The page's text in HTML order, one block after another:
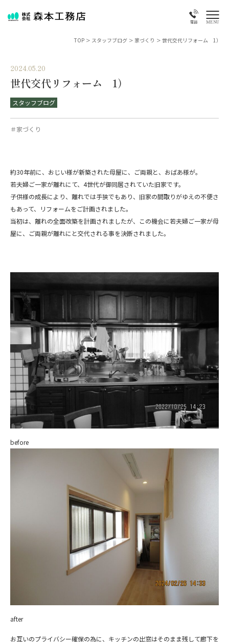
電話 MENU
TOP > スタッフブログ > 家づくり > 世代交代リフォーム 1）
2024.05.20
世代交代リフォーム 1）
スタッフブログ
＃家づくり
約30年前に、おじい様が新築された母屋に、ご両親と、おばあ様が。
若夫婦ご一家が離れにて、4世代が御同居されていた旧家です。
子供様の成長により、離れでは手狭でもあり、旧家の間取りがゆえの不便さ
もあって、リフォームをご計画されました。
当初は、離れの全面改築を計画されましたが、この機会に若夫婦ご一家が母
屋に、ご両親が離れにと交代される事を決断されました。
before
after
お互いのプライバシー確保の為に、キッチンの出窓はそのまま残して廊下を